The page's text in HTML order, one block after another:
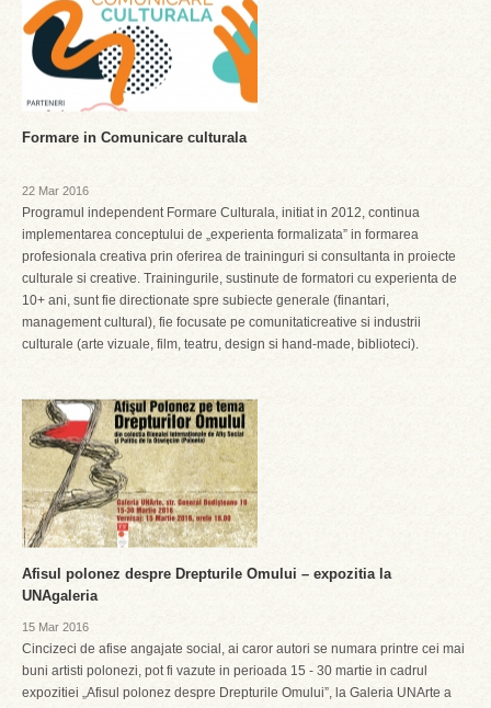
Formare in Comunicare culturala
22 Mar 2016
Programul independent Formare Culturala, initiat in 2012, continua
implementarea conceptului de „experienta formalizata” in formarea
profesionala creativa prin oferirea de traininguri si consultanta in proiecte
culturale si creative. Trainingurile, sustinute de formatori cu experienta de
10+ ani, sunt fie directionate spre subiecte generale (finantari,
management cultural), fie focusate pe comunitaticreative si industrii
culturale (arte vizuale, film, teatru, design si hand-made, biblioteci).
Afisul polonez despre Drepturile Omului – expozitia la
UNAgaleria
15 Mar 2016
Cincizeci de afise angajate social, ai caror autori se numara printre cei mai
buni artisti polonezi, pot fi vazute in perioada 15 - 30 martie in cadrul
expozitiei „Afisul polonez despre Drepturile Omului”, la Galeria UNArte a